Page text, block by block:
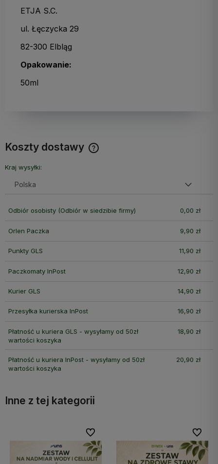
ETJA S.C.
ul. Łęczycka 29
82-300 Elbląg
Opakowanie:
50ml
Koszty dostawy
Kraj wysyłki:
Odbiór osobisty(Odbiór w siedzibie firmy) 0,00 zł
Orlen Paczka 9,90 zł
Punkty GLS 11,90 zł
Paczkomaty InPost 12,90 zł
Kurier GLS 14,90 zł
Przesyłka kurierska InPost 16,90 zł
Płatność u kuriera GLS - wysyłamy od 50zł
wartości koszyka
18,90 zł
Płatność u kuriera InPost - wysyłamy od 50zł
wartości koszyka
20,90 zł
Inne z tej kategorii
Do ulubionych
Do ulubionych Do
Do